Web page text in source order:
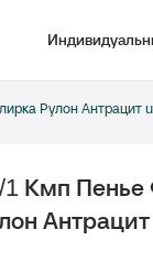
Рулон Антрацит
1 Кмп Пенье